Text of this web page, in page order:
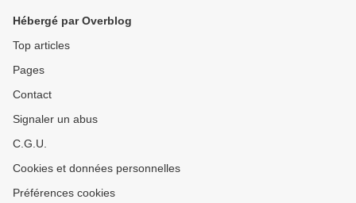
Hébergé par Overblog
Top articles
Pages
Contact
Signaler un abus
C.G.U.
Cookies et données personnelles
Préférences cookies